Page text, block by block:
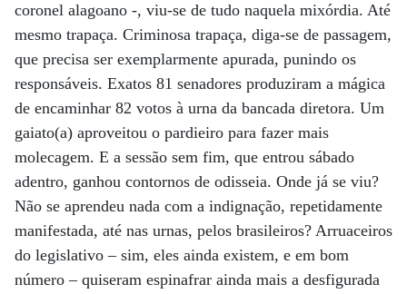
coronel alagoano -, viu-se de tudo naquela mixórdia. Até
mesmo trapaça. Criminosa trapaça, diga-se de passagem,
que precisa ser exemplarmente apurada, punindo os
responsáveis. Exatos 81 senadores produziram a mágica
de encaminhar 82 votos à urna da bancada diretora. Um
gaiato(a) aproveitou o pardieiro para fazer mais
molecagem. E a sessão sem fim, que entrou sábado
adentro, ganhou contornos de odisseia. Onde já se viu?
Não se aprendeu nada com a indignação, repetidamente
manifestada, até nas urnas, pelos brasileiros? Arruaceiros
do legislativo – sim, eles ainda existem, e em bom
número – quiseram espinafrar ainda mais a desfigurada